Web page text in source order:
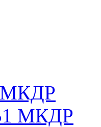
МКДР
МКДР